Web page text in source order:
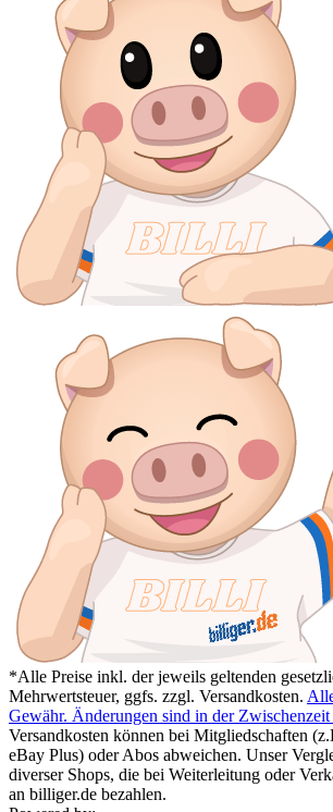
*Alle Preise inkl. der jeweils geltenden
Mehrwertsteuer, ggfs. zzgl. Versandkosten.
Gewähr. Änderungen sind in der
Versandkosten können bei Mitgliedschaften
eBay Plus) oder Abos abweichen. Unser
diverser Shops, die bei Weiterleitung oder
an billiger.de bezahlen.